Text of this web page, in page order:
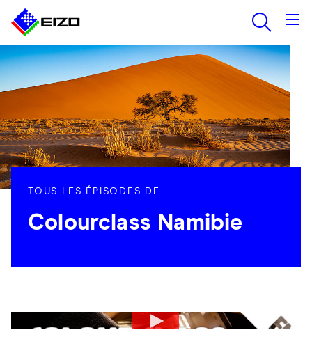
TOUS LES ÉPISODES DE
Colourclass Namibie